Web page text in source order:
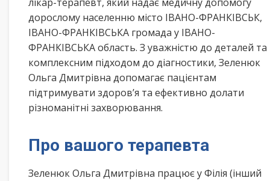
дорослому населенню місто ІВАНО-ФРАНКІВСЬК,
ІВАНО-ФРАНКІВСЬКА громада у ІВАНО-
ФРАНКІВСЬКА область. З уважністю до деталей та
комплексним підходом до діагностики, Зеленюк
Ольга Дмитрівна допомагає пацієнтам
підтримувати здоров’я та ефективно долати
різноманітні захворювання.
Про вашого терапевта
Зеленюк Ольга Дмитрівна працює у Філія (інший